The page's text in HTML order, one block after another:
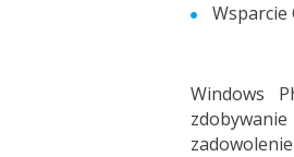
Wsparcie
Windows